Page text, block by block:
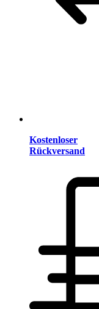
Kostenloser
Rückversand